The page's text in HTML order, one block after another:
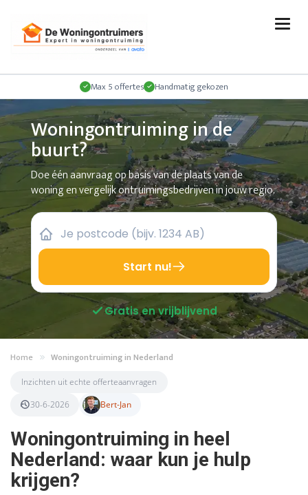
Max 5 offertes Handmatig gekozen
Woningontruiming in de
buurt?
Doe één aanvraag op basis van de plaats van de
woning en vergelijk ontruimingsbedrijven in jouw regio.
Start nu!
Gratis en vrijblijvend
Home Woningontruiming in Nederland
Inzichten uit echte offerteaanvragen
30-6-2026
Bert-Jan
Woningontruiming in heel
Nederland: waar kun je hulp
krijgen?